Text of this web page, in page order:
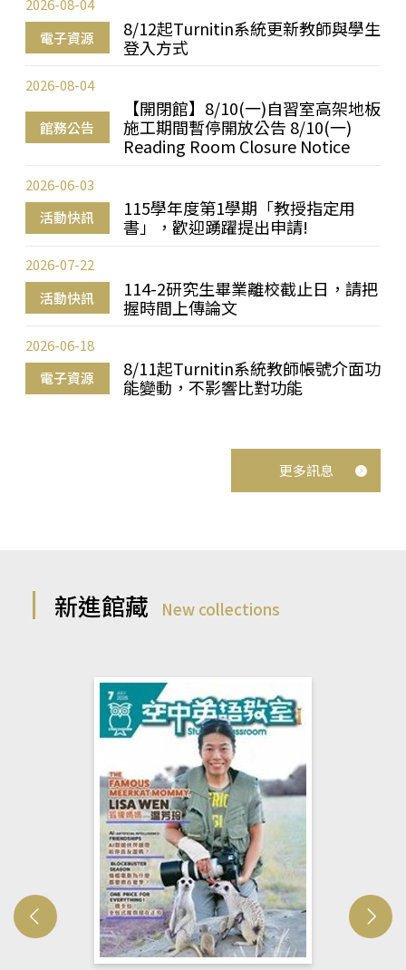
電子資源
8/12起Turnitin系統更新教師與學生
登入方式
2026-08-04
館務公告
【開閉館】8/10(一)自習室高架地板
施工期間暫停開放公告 8/10(一)
Reading Room Closure Notice
2026-08-04
活動快訊
115學年度第1學期「教授指定用
書」，歡迎踴躍提出申請!
2026-06-03
活動快訊
114-2研究生畢業離校截止日，請把
握時間上傳論文
2026-07-22
電子資源
8/11起Turnitin系統教師帳號介面功
能變動，不影響比對功能
2026-06-18
更多訊息
新進館藏 New collections